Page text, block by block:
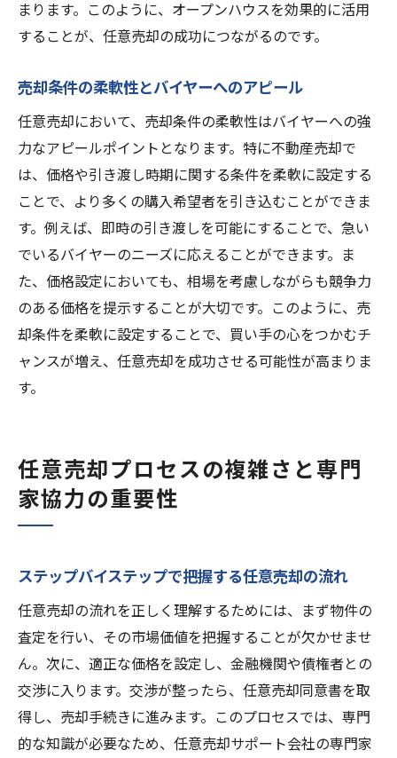
まります。このように、オープンハウスを効果的に活用
することが、任意売却の成功につながるのです。
売却条件の柔軟性とバイヤーへのアピール
任意売却において、売却条件の柔軟性はバイヤーへの強
力なアピールポイントとなります。特に不動産売却で
は、価格や引き渡し時期に関する条件を柔軟に設定する
ことで、より多くの購入希望者を引き込むことができま
す。例えば、即時の引き渡しを可能にすることで、急い
でいるバイヤーのニーズに応えることができます。ま
た、価格設定においても、相場を考慮しながらも競争力
のある価格を提示することが大切です。このように、売
却条件を柔軟に設定することで、買い手の心をつかむチ
ャンスが増え、任意売却を成功させる可能性が高まりま
す。
任意売却プロセスの複雑さと専門
家協力の重要性
ステップバイステップで把握する任意売却の流れ
任意売却の流れを正しく理解するためには、まず物件の
査定を行い、その市場価値を把握することが欠かせませ
ん。次に、適正な価格を設定し、金融機関や債権者との
交渉に入ります。交渉が整ったら、任意売却同意書を取
得し、売却手続きに進みます。このプロセスでは、専門
的な知識が必要なため、任意売却サポート会社の専門家